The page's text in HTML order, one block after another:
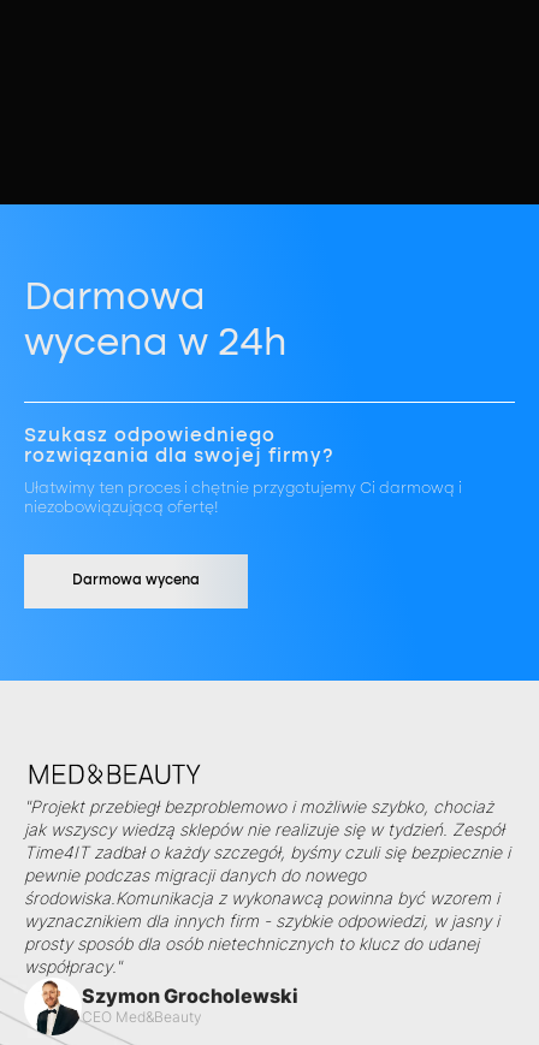
Darmowa
wycena w 24h
Szukasz odpowiedniego
rozwiązania dla swojej firmy?
Ułatwimy ten proces i chętnie przygotujemy Ci darmową i
niezobowiązującą ofertę!
Darmowa wycena
"Projekt przebiegł bezproblemowo i możliwie szybko, chociaż
jak wszyscy wiedzą sklepów nie realizuje się w tydzień. Zespół
Time4IT zadbał o każdy szczegół, byśmy czuli się bezpiecznie i
pewnie podczas migracji danych do nowego
środowiska.Komunikacja z wykonawcą powinna być wzorem i
wyznacznikiem dla innych firm - szybkie odpowiedzi, w jasny i
prosty sposób dla osób nietechnicznych to klucz do udanej
współpracy."
Szymon Grocholewski
CEO Med&Beauty